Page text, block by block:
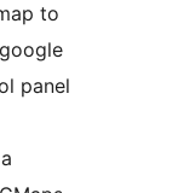
to
panel